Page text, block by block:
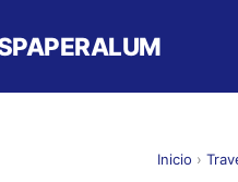
Inicio ›